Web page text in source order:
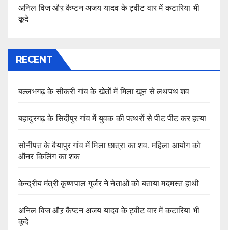
अनिल विज औऱ कैप्टन अजय यादव के ट्वीट वार में कटारिया भी
कूदे
RECENT
बल्लभगढ़ के सीकरी गांव के खेतों में मिला खून से लथपथ शव
बहादुरगढ़ के सिदीपुर गांव में युवक की पत्थरों से पीट पीट कर हत्या
सोनीपत के बैयापुर गांव में मिला छात्रा का शव, महिला आयोग को
ऑनर किलिंग का शक
केन्द्रीय मंत्री कृष्णपाल गुर्जर ने नेताओं को बताया मदमस्त हाथी
अनिल विज औऱ कैप्टन अजय यादव के ट्वीट वार में कटारिया भी
कूदे